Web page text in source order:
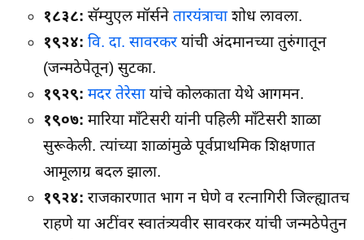
१८३८: सॅम्युएल मॉर्सनेतारयंत्राचाशोध लावला.
१९२४: वि. दा. सावरकर यांची अंदमानच्या तुरुंगातून
(जन्मठेपेतून) सुटका.
१९२९: मदर तेरेसायांचे कोलकाता येथे आगमन.
१९०७: मारिया माँटेसरी यांनी पहिली माँटेसरी शाळा
सुरूकेली. त्यांच्या शाळांमुळे पूर्वप्राथमिक शिक्षणात
आमूलाग्र बदल झाला.
१९२४: राजकारणात भाग न घेणे व रत्‍नागिरी जिल्ह्यातच
राहणे या अटींवर स्वातंत्र्यवीर सावरकर यांची जन्मठेपेतुन